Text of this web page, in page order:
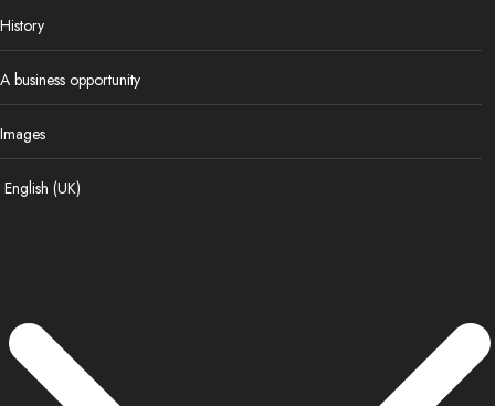
History
A business opportunity
Images
English (UK)